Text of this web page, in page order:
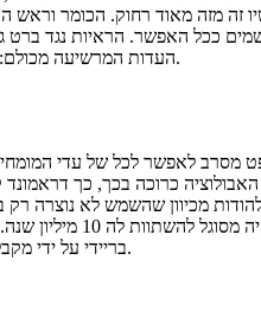
זה מזה מאוד רחוק. הכומר וראש
ככל האפשר. הראיות נגד ברט
העדות המרשיעה מכולם: בדיחה פרטית, הוצאה מהקשרם.
מסרב לאפשר לכל של עדי
כרוכה בכך, כך דראמונד
להודות מכיוון שהשמש לא נוצרה
היה מסוגל
בריידי על ידי מקבל אותו לומר שאלוהים מדבר אליו.